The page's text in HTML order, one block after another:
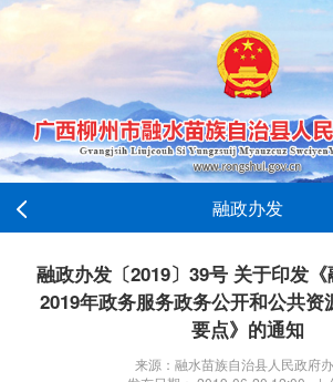
融政办发
融政办发〔2019〕39号 关于印发
2019年政务服务政务公开和公共资
要点》的通知
来源：融水苗族自治县人民政府